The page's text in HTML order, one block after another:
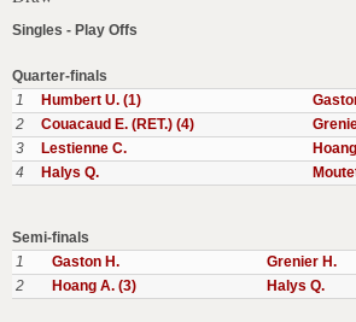
Singles - Play Offs
Quarter-finals
1
Humbert U. (1)
2
Couacaud E. (RET.) (4)
3
Lestienne C.
4
Halys Q.
Semi-finals
1
Gaston H. Grenier H.
2
Hoang A. (3) Halys Q.